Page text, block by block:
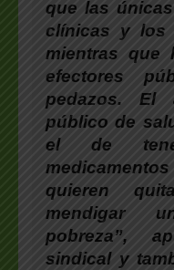
que las
clínicas y los
mientras que
efectores
pedazos. El
público de
el de
quieren
mendigar
pobreza”,
sindical y